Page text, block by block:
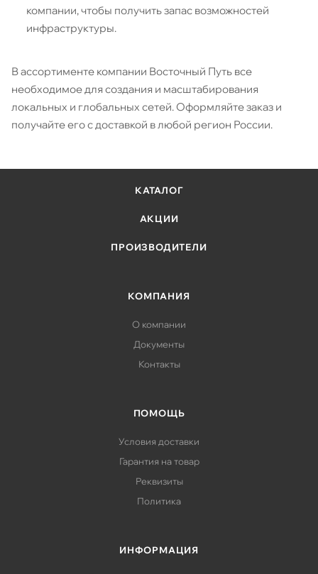
компании, чтобы получить запас возможностей
инфраструктуры.
В ассортименте компании Восточный Путь все
необходимое для создания и масштабирования
локальных и глобальных сетей. Оформляйте заказ и
получайте его с доставкой в любой регион России.
КАТАЛОГ
АКЦИИ
ПРОИЗВОДИТЕЛИ
КОМПАНИЯ
О компании
Документы
Контакты
ПОМОЩЬ
Условия доставки
Гарантия на товар
Реквизиты
Политика
ИНФОРМАЦИЯ